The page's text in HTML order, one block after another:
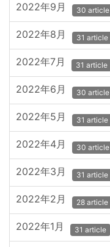
2022年9月 30 article
2022年8月 31 article
2022年7月 31 article
2022年6月 30 article
2022年5月 31 article
2022年4月 30 article
2022年3月 31 article
2022年2月 28 article
2022年1月 31 article